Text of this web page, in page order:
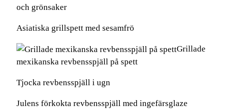
och grönsaker
Asiatiska grillspett med sesamfrö
Grillade
mexikanska revbensspjäll på spett
Tjocka revbensspjäll i ugn
Julens förkokta revbensspjäll med ingefärsglaze